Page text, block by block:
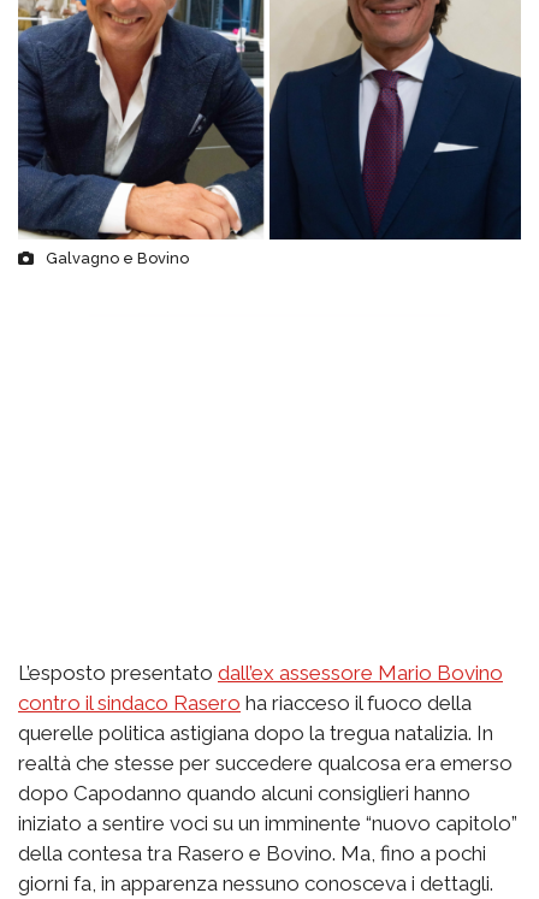
Galvagno e Bovino
L’esposto presentato dall’ex assessore Mario Bovino
contro il sindaco Rasero ha riacceso il fuoco della
querelle politica astigiana dopo la tregua natalizia. In
realtà che stesse per succedere qualcosa era emerso
dopo Capodanno quando alcuni consiglieri hanno
iniziato a sentire voci su un imminente “nuovo capitolo”
della contesa tra Rasero e Bovino. Ma, fino a pochi
giorni fa, in apparenza nessuno conosceva i dettagli.